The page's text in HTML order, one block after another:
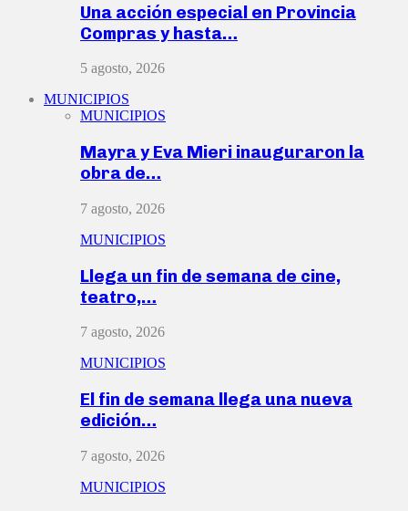
Una acción especial en Provincia
Compras y hasta…
5 agosto, 2026
MUNICIPIOS
MUNICIPIOS
Mayra y Eva Mieri inauguraron la
obra de…
7 agosto, 2026
MUNICIPIOS
Llega un fin de semana de cine,
teatro,…
7 agosto, 2026
MUNICIPIOS
El fin de semana llega una nueva
edición…
7 agosto, 2026
MUNICIPIOS